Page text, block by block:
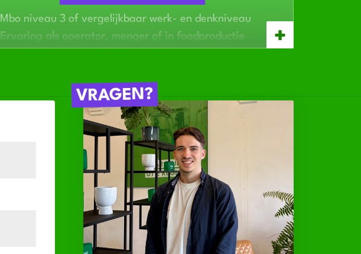
Mbo niveau 3 of vergelijkbaar werk- en denkniveau
Ervaring als operator, menger of in foodproductie
Beschikbaar voor een 5-ploegenrooster
VRAGEN?